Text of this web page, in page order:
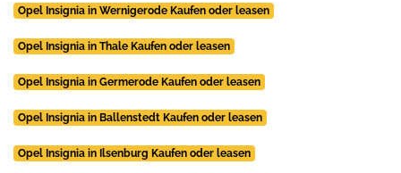
Opel Insignia in Wernigerode Kaufen oder leasen
Opel Insignia in Thale Kaufen oder leasen
Opel Insignia in Germerode Kaufen oder leasen
Opel Insignia in Ballenstedt Kaufen oder leasen
Opel Insignia in Ilsenburg Kaufen oder leasen